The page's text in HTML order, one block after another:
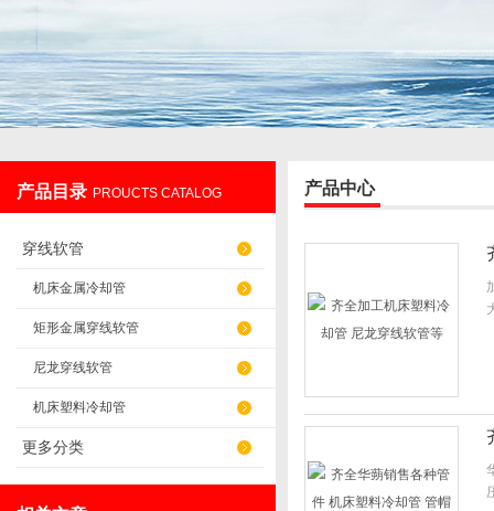
盐山华蒴机床附件制造有限公司
产品目录 PROUCTS CATALOG
穿线软管
机床金属冷却管
矩形金属穿线软管
尼龙穿线软管
机床塑料冷却管
更多分类
产品中心